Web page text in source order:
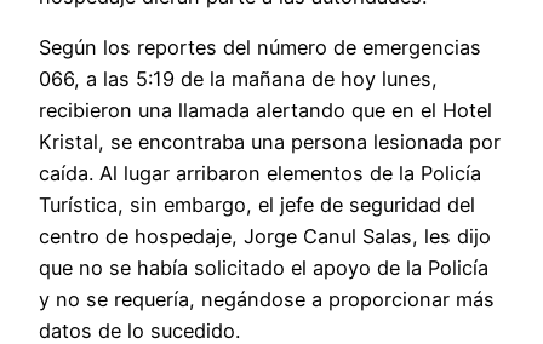
Según los reportes del número de emergencias
066, a las 5:19 de la mañana de hoy lunes,
recibieron una llamada alertando que en el Hotel
Kristal, se encontraba una persona lesionada por
caída. Al lugar arribaron elementos de la Policía
Turística, sin embargo, el jefe de seguridad del
centro de hospedaje, Jorge Canul Salas, les dijo
que no se había solicitado el apoyo de la Policía
y no se requería, negándose a proporcionar más
datos de lo sucedido.